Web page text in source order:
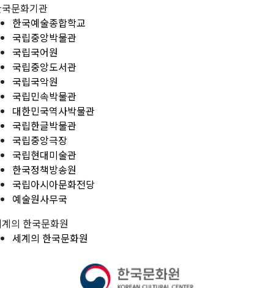
문화기관
한국예술종합학교
국립중앙박물관
국립국어원
국립중앙도서관
국립국악원
국립민속박물관
대한민국역사박물관
국립한글박물관
국립중앙극장
국립현대미술관
한국정책방송원
국립아시아문화전당
예술원사무국
의 한국문화원
세계의 한국문화원